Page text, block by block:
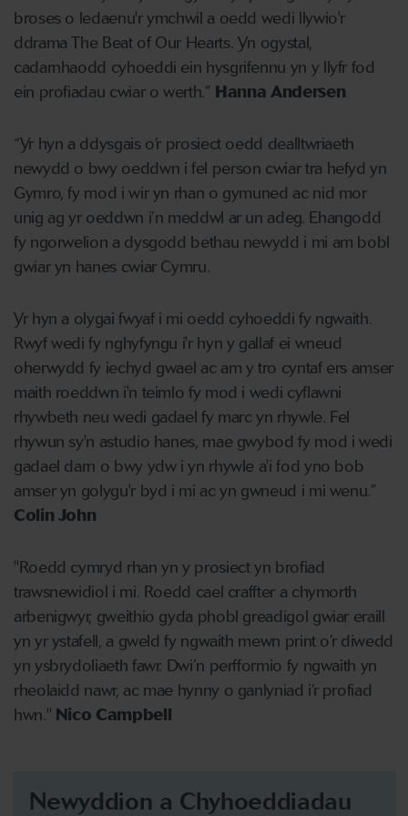
broses o ledaenu'r ymchwil a oedd wedi llywio'r
ddrama The Beat of Our Hearts. Yn ogystal,
cadarnhaodd cyhoeddi ein hysgrifennu yn y llyfr fod
ein profiadau cwiar o werth.” Hanna Andersen
“Yr hyn a ddysgais o’r prosiect oedd dealltwriaeth
newydd o bwy oeddwn i fel person cwiar tra hefyd yn
Gymro, fy mod i wir yn rhan o gymuned ac nid mor
unig ag yr oeddwn i’n meddwl ar un adeg. Ehangodd
fy ngorwelion a dysgodd bethau newydd i mi am bobl
gwiar yn hanes cwiar Cymru.
Yr hyn a olygai fwyaf i mi oedd cyhoeddi fy ngwaith.
Rwyf wedi fy nghyfyngu i'r hyn y gallaf ei wneud
oherwydd fy iechyd gwael ac am y tro cyntaf ers amser
maith roeddwn i'n teimlo fy mod i wedi cyflawni
rhywbeth neu wedi gadael fy marc yn rhywle. Fel
rhywun sy'n astudio hanes, mae gwybod fy mod i wedi
gadael darn o bwy ydw i yn rhywle a'i fod yno bob
amser yn golygu'r byd i mi ac yn gwneud i mi wenu.”
Colin John
"Roedd cymryd rhan yn y prosiect yn brofiad
trawsnewidiol i mi. Roedd cael craffter a chymorth
arbenigwyr, gweithio gyda phobl greadigol gwiar eraill
yn yr ystafell, a gweld fy ngwaith mewn print o’r diwedd
yn ysbrydoliaeth fawr. Dwi’n perfformio fy ngwaith yn
rheolaidd nawr, ac mae hynny o ganlyniad i’r profiad
hwn." Nico Campbell
Newyddion a Chyhoeddiadau